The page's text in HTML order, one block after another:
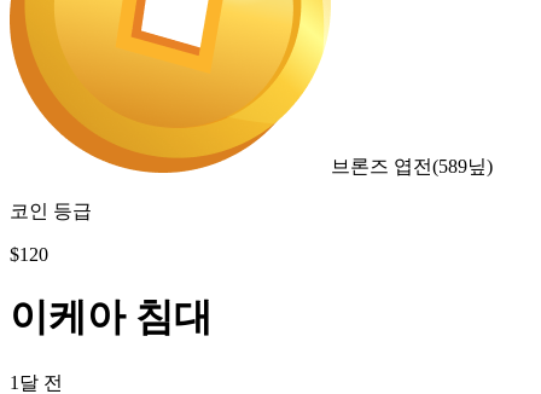
브론즈 엽전(589닢)
코인 등급
$120
이케아 침대
1달 전